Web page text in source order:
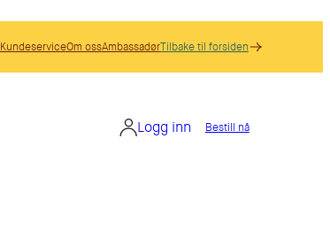
KundeserviceOm ossAmbassadørTilbake til forsiden
Logg inn Bestill nå